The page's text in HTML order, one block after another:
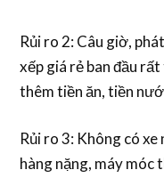
Rủi ro 2: Câu giờ,
xếp giá rẻban đầu
thêm tiền ăn, tiền
Rủi ro 3: Không có
hàng nặng, máy móc